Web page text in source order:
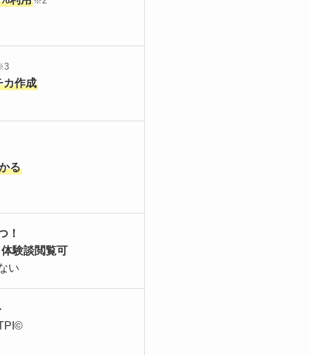
カ作成
る
！
験談閲覧可
い